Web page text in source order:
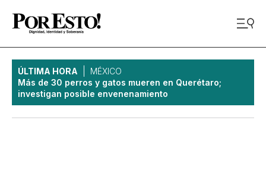
ÚLTIMA HORA
MÉXICO
Más de 30 perros y gatos mueren en Querétaro;
investigan posible envenenamiento